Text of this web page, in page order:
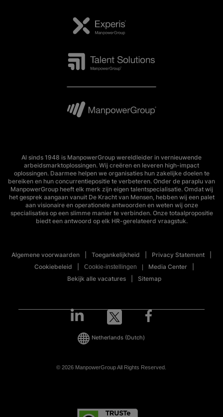
Al sinds 1948 is ManpowerGroup wereldleider in vernieuwende
arbeidsmarktoplossingen. Wij creëren en leveren high-impact
oplossingen. Daarmee helpen we organisaties hun zakelijke doelen te
bereiken en hun concurrentiepositie te verbeteren. Onder de paraplu van
ManpowerGroup heeft elk merk zijn eigen talentspecialisatie. Omdat wij
het gesprek aangaan vanuit De Kracht van Mensen, hebben wij een palet
aan visionaire en operationele antwoorden en weten wij onze
specialisaties op een slimme manier te verbinden. Onze totaalpropositie
biedt een antwoord op elk HR-gerelateerd vraagstuk.
Algemene voorwaarden Toegankelijkheid
Privacy Statement
Cookiebeleid
Cookie-instellingen
Media Center
Bekijk alle vacatures
Sitemap
© 2026 ManpowerGroup All Rights Reserved.
Netherlands (Dutch)